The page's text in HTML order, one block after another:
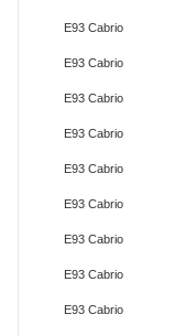
E93 Cabrio
E93 Cabrio
E93 Cabrio
E93 Cabrio
E93 Cabrio
E93 Cabrio
E93 Cabrio
E93 Cabrio
E93 Cabrio